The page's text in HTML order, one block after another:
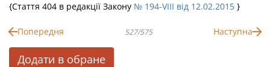
{Стаття 404 в редакції Закону № 194-VIII від 12.02.2015 }
Попередня 527/575 Наступна
Додати в обране